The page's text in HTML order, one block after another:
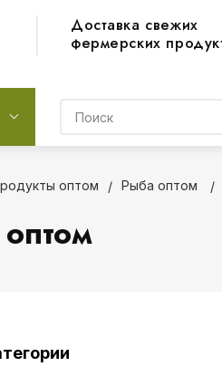
Доставка свежих
фермерских
оптом Рыба оптом